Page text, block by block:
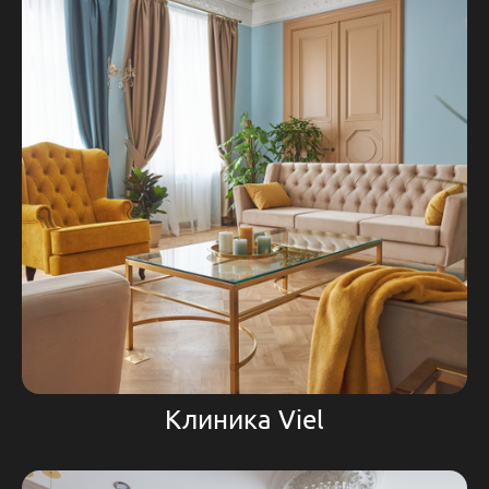
Клиника Viel